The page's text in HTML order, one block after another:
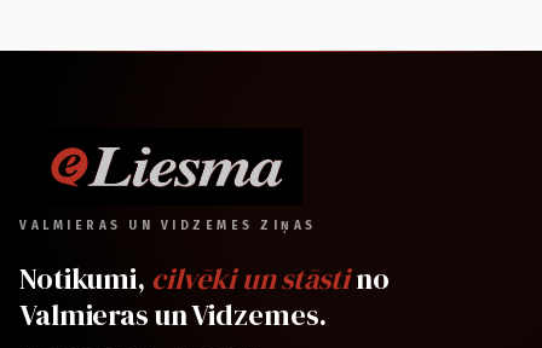
VALMIERAS UN VIDZEMES ZIŅAS
Notikumi, cilvēki un stāstino
Valmieras un Vidzemes.